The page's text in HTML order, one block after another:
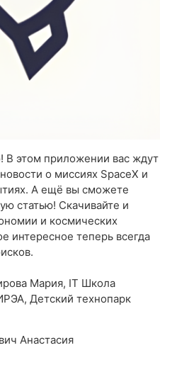
В этом приложении вас ждут
о миссиях SpaceX и
А ещё вы сможете
статью! Скачивайте и
и космических
интересное теперь всегда
Мария, IT Школа
Детский технопарк
Анастасия